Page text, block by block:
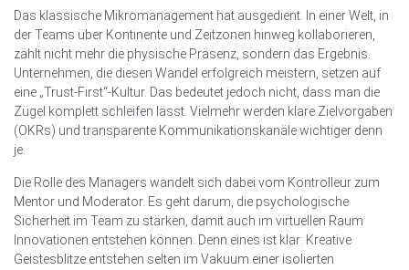
Das klassische Mikromanagement hat ausgedient. In einer Welt, in
der Teams über Kontinente und Zeitzonen hinweg kollaborieren,
zählt nicht mehr die physische Präsenz, sondern das Ergebnis.
Unternehmen, die diesen Wandel erfolgreich meistern, setzen auf
eine „Trust-First“-Kultur. Das bedeutet jedoch nicht, dass man die
Zügel komplett schleifen lässt. Vielmehr werden klare Zielvorgaben
(OKRs) und transparente Kommunikationskanäle wichtiger denn
je.
Die Rolle des Managers wandelt sich dabei vom Kontrolleur zum
Mentor und Moderator. Es geht darum, die psychologische
Sicherheit im Team zu stärken, damit auch im virtuellen Raum
Innovationen entstehen können. Denn eines ist klar: Kreative
Geistesblitze entstehen selten im Vakuum einer isolierten